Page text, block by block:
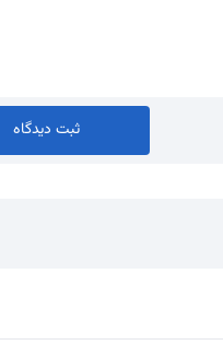
ثبت دیدگاه